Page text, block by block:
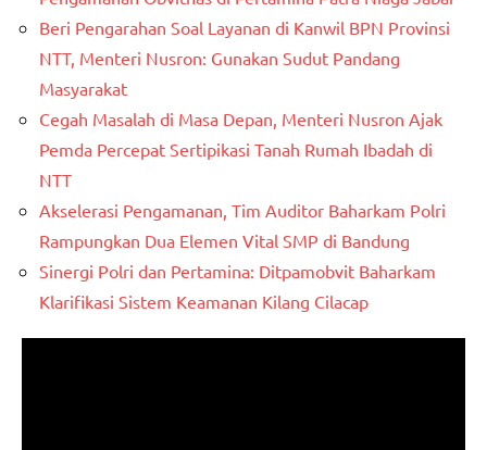
Beri Pengarahan Soal Layanan di Kanwil BPN Provinsi
NTT, Menteri Nusron: Gunakan Sudut Pandang
Masyarakat
Cegah Masalah di Masa Depan, Menteri Nusron Ajak
Pemda Percepat Sertipikasi Tanah Rumah Ibadah di
NTT
Akselerasi Pengamanan, Tim Auditor Baharkam Polri
Rampungkan Dua Elemen Vital SMP di Bandung
Sinergi Polri dan Pertamina: Ditpamobvit Baharkam
Klarifikasi Sistem Keamanan Kilang Cilacap